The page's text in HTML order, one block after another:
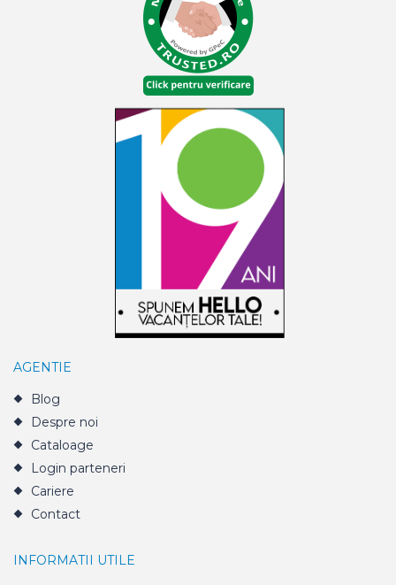
AGENTIE
Blog
Despre noi
Cataloage
Login parteneri
Cariere
Contact
INFORMATII UTILE